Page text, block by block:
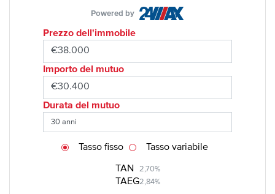
Powered by
Prezzo dell'immobile
Importo del mutuo
Durata del mutuo
TAN 2,70%
TAEG2,84%
Tasso fisso Tasso variabile